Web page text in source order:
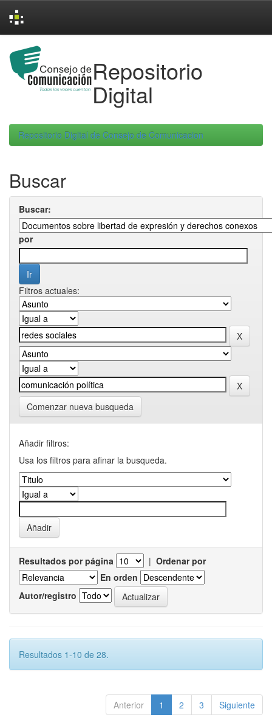
navigation
Repositorio
Digital
Repositorio Digital de Consejo de Comunicacion
Buscar
Buscar:
por
Filtros actuales:
Comenzar nueva busqueda
Añadir filtros:
Usa los filtros para afinar la busqueda.
Resultados por página | Ordenar por
En orden
Autor/registro
Resultados 1-10 de 28.
Anterior 1 2 3 Siguiente